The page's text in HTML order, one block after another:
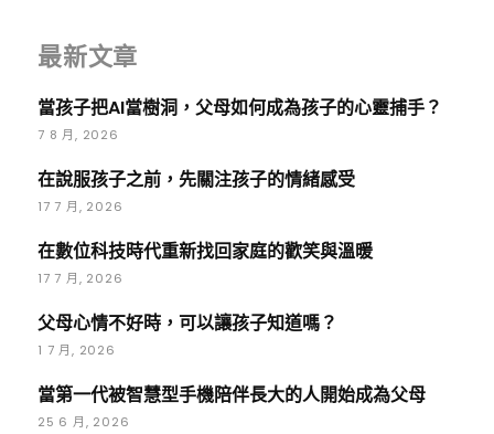
最新文章
當孩子把AI當樹洞，父母如何成為孩子的心靈捕手？
7 8 月, 2026
在說服孩子之前，先關注孩子的情緒感受
17 7 月, 2026
在數位科技時代重新找回家庭的歡笑與溫暖
17 7 月, 2026
父母心情不好時，可以讓孩子知道嗎？
1 7 月, 2026
當第一代被智慧型手機陪伴長大的人開始成為父母
25 6 月, 2026